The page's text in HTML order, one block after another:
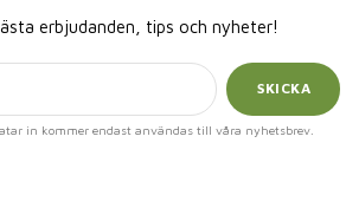
erbjudanden, tips och nyheter!
SKICKA
in kommer endast användas till våra nyhetsbrev.